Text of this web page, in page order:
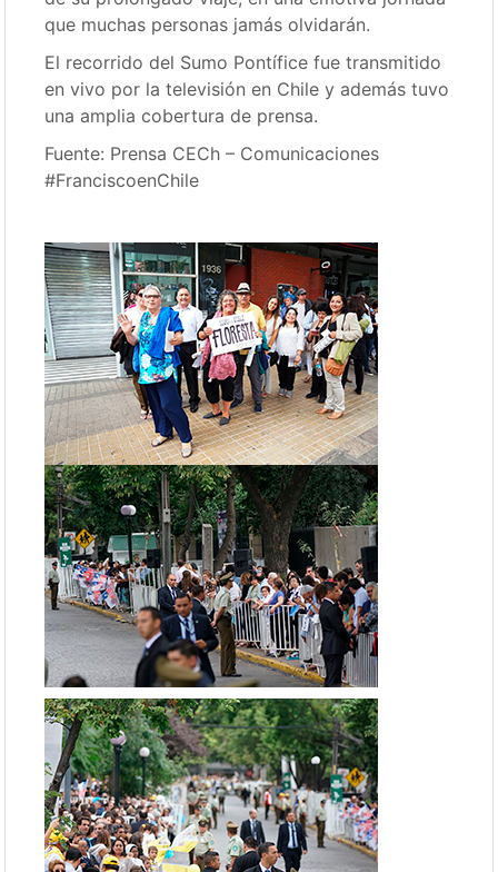
que muchas personas jamás olvidarán.
El recorrido del Sumo Pontífice fue transmitido
en vivo por la televisión en Chile y además tuvo
una amplia cobertura de prensa.
Fuente: Prensa CECh – Comunicaciones
#FranciscoenChile